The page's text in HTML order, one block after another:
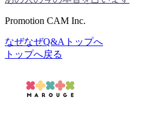
Promotion CAM Inc.
なぜなぜQ&Aトップへ
トップへ戻る